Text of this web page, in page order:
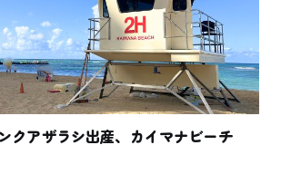
クアザラシ出産、カイマナビーチ